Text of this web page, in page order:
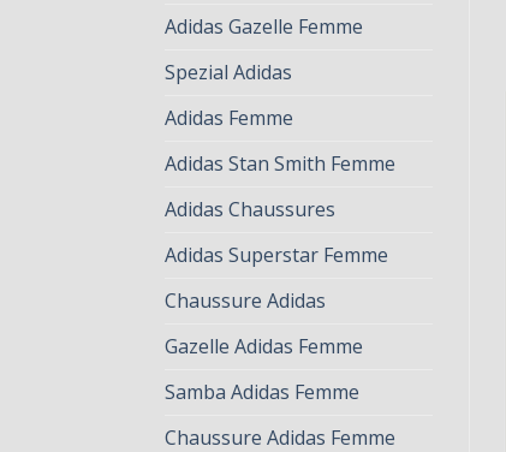
Adidas Gazelle Femme
Spezial Adidas
Adidas Femme
Adidas Stan Smith Femme
Adidas Chaussures
Adidas Superstar Femme
Chaussure Adidas
Gazelle Adidas Femme
Samba Adidas Femme
Chaussure Adidas Femme